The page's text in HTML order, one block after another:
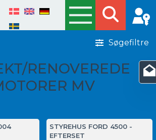
Søgefiltre
RENOVEREDE
MV
STYREHUS FORD 4500 -
EFTERSET